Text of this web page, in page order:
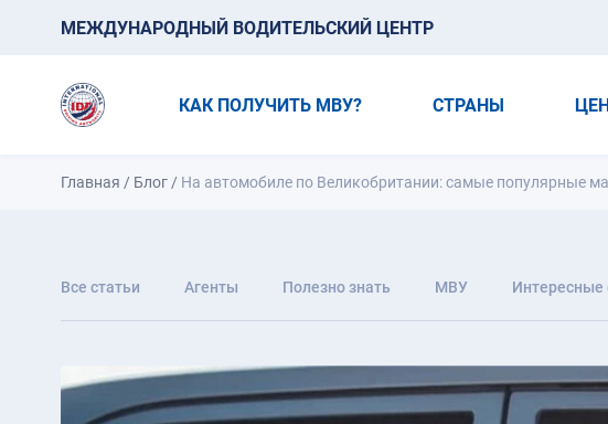
МЕЖДУНАРОДНЫЙ ВОДИТЕЛЬСКИЙ ЦЕНТР
КАК ПОЛУЧИТЬ МВУ? СТРАНЫ
Главная / Блог / На автомобиле по Великобритании: самые популярные
Все статьи Агенты Полезно знать МВУ Интересные